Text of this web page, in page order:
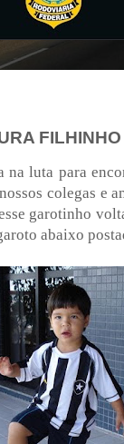
na luta para
colegas e
garotinho
abaixo